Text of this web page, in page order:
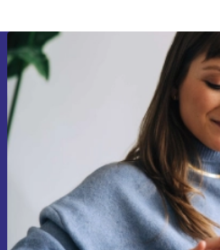
Přihlas se k
ušetři 400 Kč!
Už nikdy
Chci
Informace o použití osobních údajů